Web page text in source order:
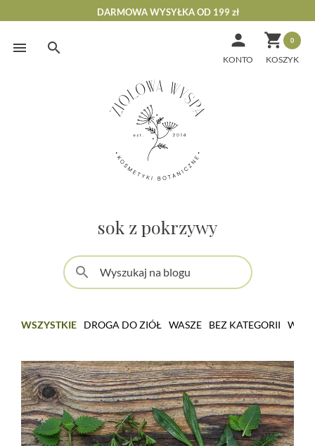
Skip
DARMOWA WYSYŁKA OD 199 zł
 0

KONTO
sok z pokrzywy
search
WSZYSTKIE DROGA DO ZIÓŁ WASZE BEZ KATEGORII